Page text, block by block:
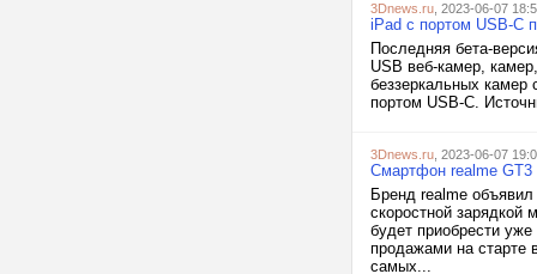
3Dnews.ru , 2023-06-07
iPad с портом USB-C
Последняя бета-
USB веб-камер,
беззеркальных
портом USB-C.
3Dnews.ru , 2023-06-07
Смартфон realme GT3
Бренд realme
скоростной зарядкой
будет приобрести
продажами на старте
самых...